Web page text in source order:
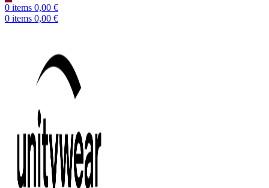
0 items 0,00 €
0 items 0,00 €